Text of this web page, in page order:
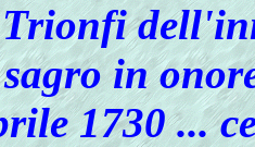
in
1730 ...